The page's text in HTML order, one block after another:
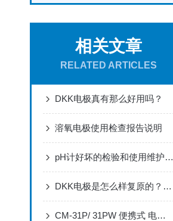
相关文章
RELATED ARTICLES
DKK电极真有那么好用吗？
溶氧电极使用检查报告说明
pH计好坏的检验和使用维护要点
DKK电极是怎么样复原的？正确浸泡DKK电极的方法
CM-31P/ 31PW 便携式 电导率分析仪 简易操作指南